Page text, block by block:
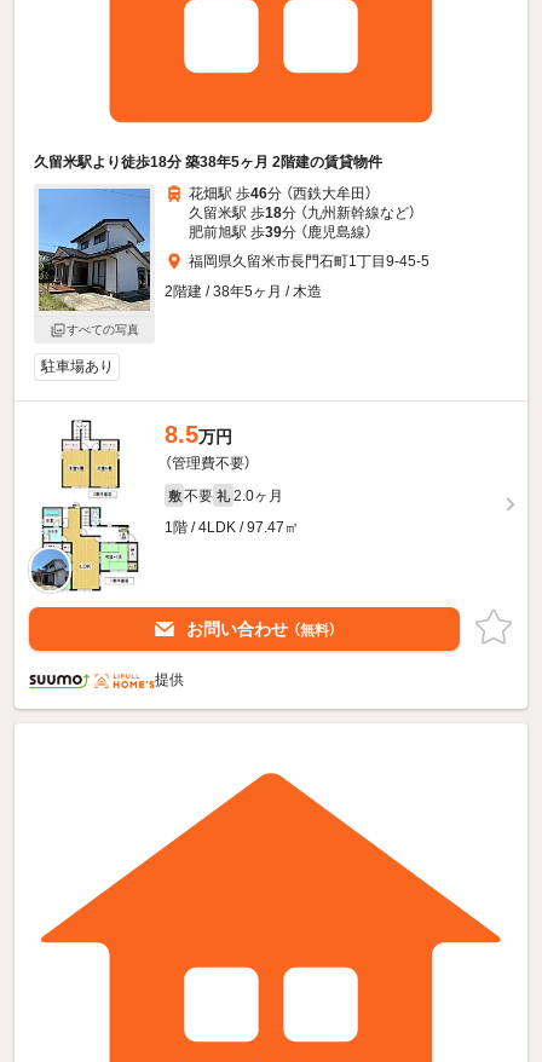
久留米駅より徒歩18分 築38年5ヶ月 2階建の賃貸物件
すべての写真
花畑駅 歩46分 （西鉄大牟田）
久留米駅 歩18分 （九州新幹線など）
肥前旭駅 歩39分 （鹿児島線）
福岡県久留米市長門石町1丁目9-45-5
2階建 / 38年5ヶ月 / 木造
駐車場あり
8.5万円
（管理費不要）
敷 不要 礼 2.0ヶ月
1階 / 4LDK / 97.47㎡
お問い合わせ （無料）
提供